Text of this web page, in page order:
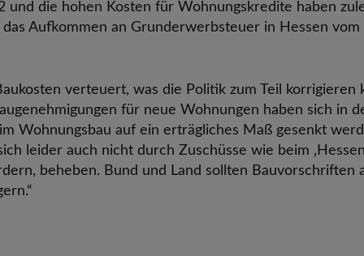
und die hohen Kosten für Wohnungskredite haben
Aufkommen an Grunderwerbsteuer in Hessen
verteuert, was die Politik zum Teil
für neue Wohnungen haben sich in
Wohnungsbau auf ein erträgliches Maß gesenkt
leider auch nicht durch Zuschüsse wie beim
beheben. Bund und Land sollten Bauvorschriften